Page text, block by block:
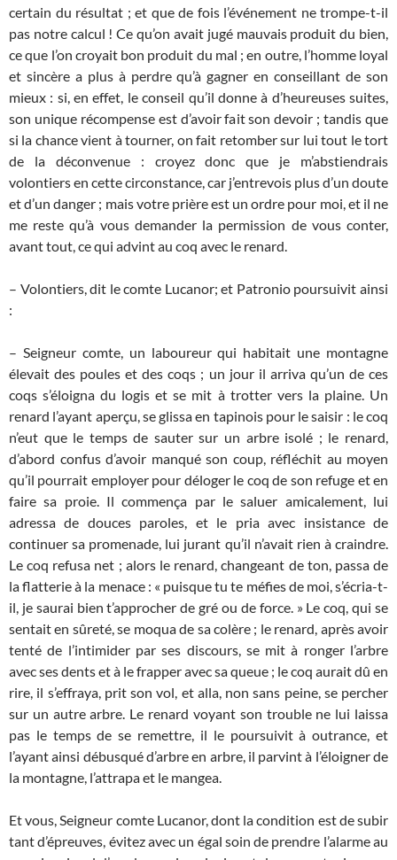
certain du résultat ; et que de fois l’événement ne trompe-t-il
pas notre calcul ! Ce qu’on avait jugé mauvais produit du bien,
ce que l’on croyait bon produit du mal ; en outre, l’homme loyal
et sincère a plus à perdre qu’à gagner en conseillant de son
mieux : si, en effet, le conseil qu’il donne à d’heureuses suites,
son unique récompense est d’avoir fait son devoir ; tandis que
si la chance vient à tourner, on fait retomber sur lui tout le tort
de la déconvenue : croyez donc que je m’abstiendrais
volontiers en cette circonstance, car j’entrevois plus d’un doute
et d’un danger ; mais votre prière est un ordre pour moi, et il ne
me reste qu’à vous demander la permission de vous conter,
avant tout, ce qui advint au coq avec le renard.
– Volontiers, dit le comte Lucanor; et Patronio poursuivit ainsi
:
– Seigneur comte, un laboureur qui habitait une montagne
élevait des poules et des coqs ; un jour il arriva qu’un de ces
coqs s’éloigna du logis et se mit à trotter vers la plaine. Un
renard l’ayant aperçu, se glissa en tapinois pour le saisir : le coq
n’eut que le temps de sauter sur un arbre isolé ; le renard,
d’abord confus d’avoir manqué son coup, réfléchit au moyen
qu’il pourrait employer pour déloger le coq de son refuge et en
faire sa proie. Il commença par le saluer amicalement, lui
adressa de douces paroles, et le pria avec insistance de
continuer sa promenade, lui jurant qu’il n’avait rien à craindre.
Le coq refusa net ; alors le renard, changeant de ton, passa de
la flatterie à la menace : « puisque tu te méfies de moi, s’écria-t-
il, je saurai bien t’approcher de gré ou de force. » Le coq, qui se
sentait en sûreté, se moqua de sa colère ; le renard, après avoir
tenté de l’intimider par ses discours, se mit à ronger l’arbre
avec ses dents et à le frapper avec sa queue ; le coq aurait dû en
rire, il s’effraya, prit son vol, et alla, non sans peine, se percher
sur un autre arbre. Le renard voyant son trouble ne lui laissa
pas le temps de se remettre, il le poursuivit à outrance, et
l’ayant ainsi débusqué d’arbre en arbre, il parvint à l’éloigner de
la montagne, l’attrapa et le mangea.
Et vous, Seigneur comte Lucanor, dont la condition est de subir
tant d’épreuves, évitez avec un égal soin de prendre l’alarme au